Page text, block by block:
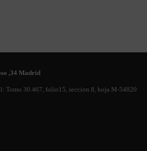
,34 Madrid
Tomo 30.467, folio15, seccion 8, hoja M-54820